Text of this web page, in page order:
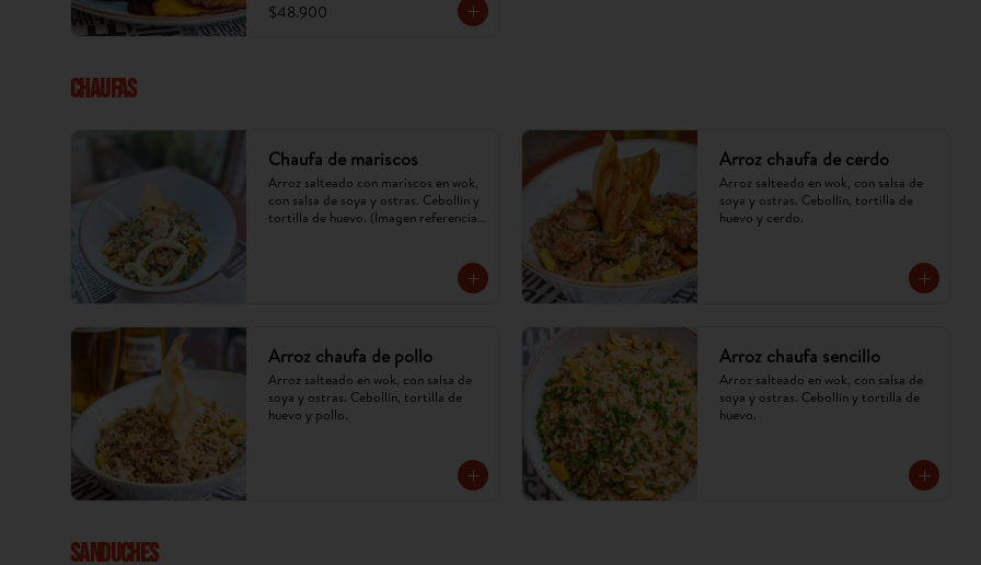
$48.900
CHAUFAS
Chaufa de mariscos
Arroz salteado con mariscos en wok,
con salsa de soya y ostras. Cebollín y
tortilla de huevo. (Imagen referencial,
Arroz chaufa de cerdo
Arroz salteado en wok, con salsa de
soya y ostras. Cebollín, tortilla de
huevo y cerdo.
Arroz chaufa de pollo
Arroz salteado en wok, con salsa de
soya y ostras. Cebollín, tortilla de
huevo y pollo.
Arroz chaufa sencillo
Arroz salteado en wok, con salsa de
soya y ostras. Cebollín y tortilla de
huevo.
SANDUCHES